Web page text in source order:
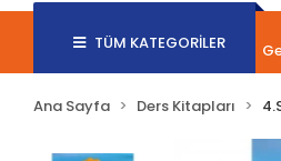
TÜM KATEGORİLER
Ana Sayfa Ders Kitapları